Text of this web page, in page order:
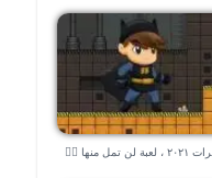
مغامرات ٢٠٢١ ، لعبة لن تمل منها 🧗‍♀️